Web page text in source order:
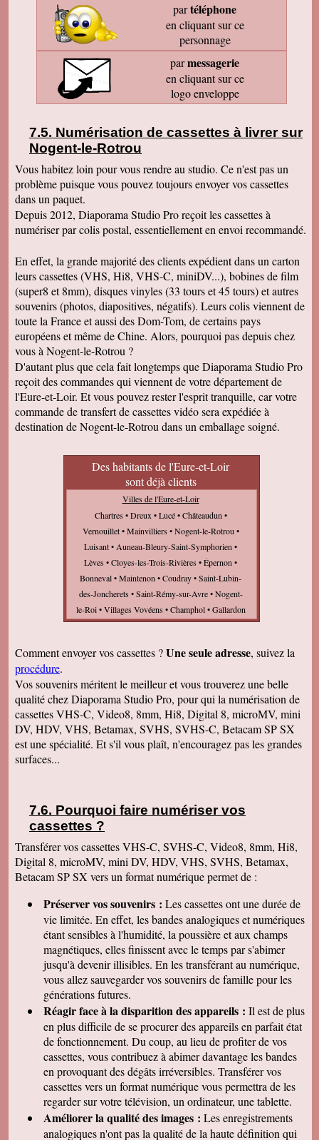
partéléphone
en cliquant sur ce
personnage
parmessagerie
en cliquant sur ce
logo enveloppe
Numérisation de cassettes à livrer sur
Nogent-le-Rotrou
Vous habitez loin pour vous rendre au studio. Ce n'est pas un
problème puisque vous pouvez toujours envoyer vos cassettes
dans un paquet.
Depuis 2012, Diaporama Studio Pro reçoit les cassettes à
numériser par colis postal, essentiellement en envoi recommandé.
En effet, la grande majorité des clients expédient dans un carton
leurs cassettes (VHS, Hi8, VHS-C, miniDV...), bobines de film
(super8 et 8mm), disques vinyles (33 tours et 45 tours) et autres
souvenirs (photos, diapositives, négatifs). Leurs colis viennent de
toute la France et aussi des Dom-Tom, de certains pays
européens et même de Chine. Alors, pourquoi pas depuis chez
vous à Nogent-le-Rotrou ?
D'autant plus que cela fait longtemps que Diaporama Studio Pro
reçoit des commandes qui viennent de votre département de
l'Eure-et-Loir. Et vous pouvez rester l'esprit tranquille, car votre
commande de transfert de cassettes vidéo sera expédiée à
destination de Nogent-le-Rotrou dans un emballage soigné.
Des habitants de l'Eure-et-Loir
sont déjà clients
Villes de l'Eure-et-Loir
Chartres • Dreux • Lucé • Châteaudun •
Vernouillet • Mainvilliers • Nogent-le-Rotrou •
Luisant • Auneau-Bleury-Saint-Symphorien •
Lèves • Cloyes-les-Trois-Rivières • Épernon •
Bonneval • Maintenon • Coudray • Saint-Lubin-
des-Joncherets • Saint-Rémy-sur-Avre • Nogent-
le-Roi • Villages Vovéens • Champhol • Gallardon
• Vald'Yerre • Loupe • Brou • Illiers-Combray •
sur-Eure • Pierres • Anet • Hanches •
Beauce • Abondant • Tremblay-les-Villages •
Arcisses • Saint-Denis-Lanneray • Saint-Prest •
Sours • Bû • Jouy • Morancez • Cherisy • Amilly •
Barjouville • Brezolles • Sorel-Moussel •
Fontaine-la-Guyon • Villemeux-sur-Eure •
Dammarie • Gasville-Oisème • Nogent-le-Phaye •
Authon-du-Perche • Tréon • Pontgouin • Villiers-
le-Morhier • Bailleau-Armenonville • Villemaury •
Coulombs • Goussainville • Chaussée-d'Ivry •
Dangeau • Droue-sur-Drouette • Éole-en-Beauce •
Unverre • Chapelle-du-Noyer • Marboué •
Bailleau-l'Évêque • Mignières • Fontenay-sur-Eure
• Saussay • Vert-en-Drouais • Chuisnes • Sainte-
Gemme-Moronval • Prunay-le-Gillon • Saint-Piat
• Mézières-en-Drouais • Saint-Aubin-des-Bois •
Thivars • Sainville • Orgères-en-Beauce • Digny •
Marville-Moutiers-Brûlé •
Comment envoyer vos cassettes ?Une seule adresse, suivez la
procédure.
Vos souvenirs méritent le meilleur et vous trouverez une belle
qualité chez Diaporama Studio Pro, pour qui la numérisation de
cassettes VHS-C, Video8, 8mm, Hi8, Digital 8, microMV, mini
DV, HDV, VHS, Betamax, SVHS, SVHS-C, Betacam SP SX
est une spécialité. Et s'il vous plaît, n'encouragez pas les grandes
surfaces...
Pourquoi faire numériser vos
cassettes ?
Transférer vos cassettes VHS-C, SVHS-C, Video8, 8mm, Hi8,
Digital 8, microMV, mini DV, HDV, VHS, SVHS, Betamax,
Betacam SP SX vers un format numérique permet de :
Préserver vos souvenirs : Les cassettes ont une durée de
vie limitée. En effet, les bandes analogiques et numériques
étant sensibles à l'humidité, la poussière et aux champs
magnétiques, elles finissent avec le temps par s'abimer
jusqu'à devenir illisibles. En lestransférant au numérique,
vous allez sauvegarder vos souvenirs de famille pour les
générations futures.
Réagir face à la disparition des appareils : Il est de plus
en plus difficile de se procurer des appareils en parfait état
de fonctionnement. Du coup, au lieu de profiter de vos
cassettes, vous contribuez à abimer davantage les bandes
en provoquant des dégâts irréversibles. Transférer vos
cassettes vers un format numérique vous permettra de les
regarder sur votre télévision, un ordinateur, une tablette.
Améliorer la qualité des images : Les enregistrements
analogiques n'ont pas la qualité de la haute définition qui